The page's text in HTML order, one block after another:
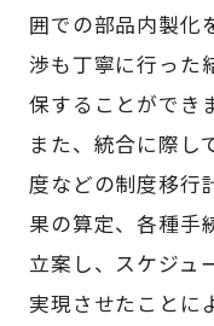
囲での部品内製化
渉も丁寧に行った
保することができ
また、統合に際し
度などの制度移行
果の算定、各種手
立案し、スケジュ
実現させたことに